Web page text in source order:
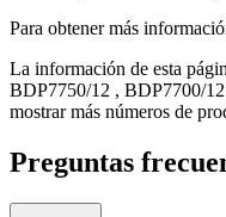
Para obtener más
La información de esta
BDP7750/12 , BDP7700/12
mostrar más números de
Preguntas